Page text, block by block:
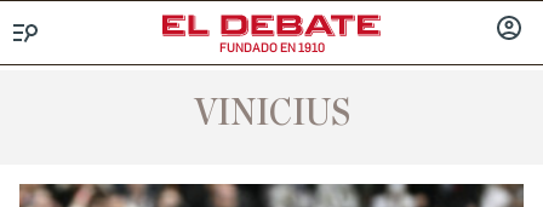
FUNDADO EN 1910
VINICIUS